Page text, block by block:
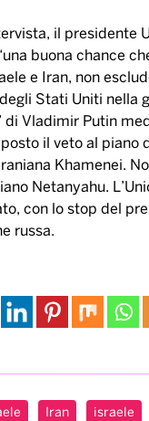
il presidente
buona chance
e Iran, non
Stati Uniti nella
di Vladimir Putin
posto il veto al piano
Khamenei.
Netanyahu.
con lo stop del
russa.
Iran israele